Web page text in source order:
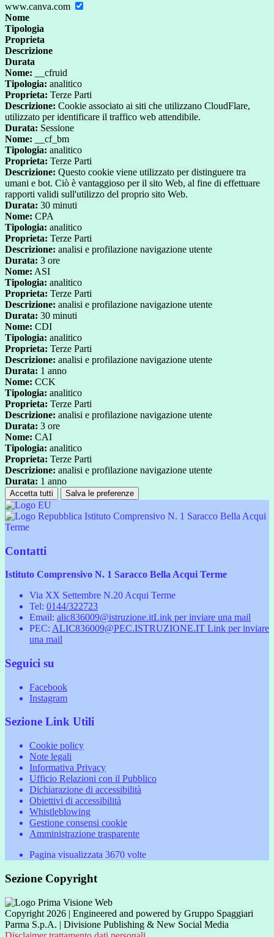
www.canva.com
Nome
Tipologia
Proprieta
Descrizione
Durata
Nome: __cfruid
Tipologia: analitico
Proprieta: Terze Parti
Descrizione: Cookie associato ai siti che utilizzano CloudFlare,
utilizzato per identificare il traffico web attendibile.
Durata: Sessione
Nome: __cf_bm
Tipologia: analitico
Proprieta: Terze Parti
Descrizione: Questo cookie viene utilizzato per distinguere tra
umani e bot. Ciò è vantaggioso per il sito Web, al fine di effettuare
rapporti validi sull'utilizzo del proprio sito Web.
Durata: 30 minuti
Nome: CPA
Tipologia: analitico
Proprieta: Terze Parti
Descrizione: analisi e profilazione navigazione utente
Durata: 3 ore
Nome: ASI
Tipologia: analitico
Proprieta: Terze Parti
Descrizione: analisi e profilazione navigazione utente
Durata: 30 minuti
Nome: CDI
Tipologia: analitico
Proprieta: Terze Parti
Descrizione: analisi e profilazione navigazione utente
Durata: 1 anno
Nome: CCK
Tipologia: analitico
Proprieta: Terze Parti
Descrizione: analisi e profilazione navigazione utente
Durata: 3 ore
Nome: CAI
Tipologia: analitico
Proprieta: Terze Parti
Descrizione: analisi e profilazione navigazione utente
Durata: 1 anno
Accetta tutti Salva le preferenze
Istituto Comprensivo N. 1 Saracco Bella Acqui
Terme
Contatti
Istituto Comprensivo N. 1 Saracco Bella Acqui Terme
Via XX Settembre N.20 Acqui Terme
Tel: 0144/322723
Email: alic836009@istruzione.itLink per inviare una mail
PEC: ALIC836009@PEC.ISTRUZIONE.IT Link per inviare
una mail
Seguici su
Facebook
Instagram
Sezione Link Utili
Cookie policy
Note legali
Informativa Privacy
Ufficio Relazioni con il Pubblico
Dichiarazione di accessibilità
Obiettivi di accessibilità
Whistleblowing
Gestione consensi cookie
Amministrazione trasparente
Pagina visualizzata 3670 volte
Sezione Copyright
Copyright 2026 | Engineered and powered by Gruppo Spaggiari
Parma S.p.A. | Divisione Publishing & New Social Media